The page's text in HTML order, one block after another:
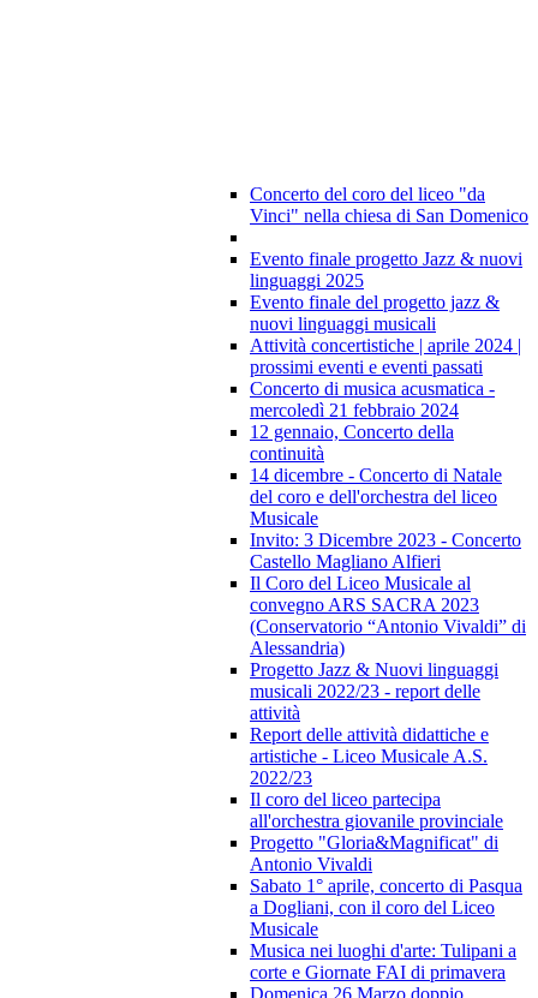
Concerto del coro del liceo "da
Vinci" nella chiesa di San Domenico
Evento finale progetto Jazz & nuovi
linguaggi 2025
Evento finale del progetto jazz &
nuovi linguaggi musicali
Attività concertistiche | aprile 2024 |
prossimi eventi e eventi passati
Concerto di musica acusmatica -
mercoledì 21 febbraio 2024
12 gennaio, Concerto della
continuità
14 dicembre - Concerto di Natale
del coro e dell'orchestra del liceo
Musicale
Invito: 3 Dicembre 2023 - Concerto
Castello Magliano Alfieri
Il Coro del Liceo Musicale al
convegno ARS SACRA 2023
(Conservatorio “Antonio Vivaldi” di
Alessandria)
Progetto Jazz & Nuovi linguaggi
musicali 2022/23 - report delle
attività
Report delle attività didattiche e
artistiche - Liceo Musicale A.S.
2022/23
Il coro del liceo partecipa
all'orchestra giovanile provinciale
Progetto "Gloria&Magnificat" di
Antonio Vivaldi
Sabato 1° aprile, concerto di Pasqua
a Dogliani, con il coro del Liceo
Musicale
Musica nei luoghi d'arte: Tulipani a
corte e Giornate FAI di primavera